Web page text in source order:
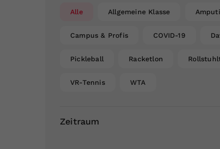
Alle Allgemeine Klasse
Campus & Profis COVID-19
Pickleball Racketlon
VR-Tennis WTA
Zeitraum